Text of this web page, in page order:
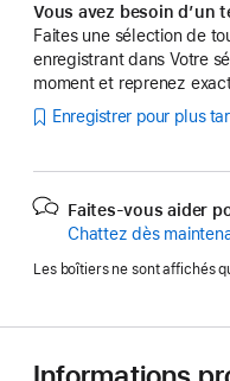
Vous avez besoin d’un
Faites une sélection de
enregistrant dans Votre
moment et reprenez
Enregistrer pour plus
Faites-vous aider
Chattez dès
Les boîtiers ne sont affichés